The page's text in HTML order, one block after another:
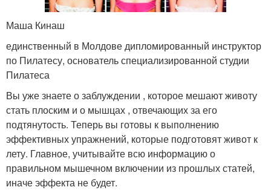
Маша Кинаш
единственный в Молдове дипломированный инструктор
по Пилатесу, основатель специализированной студии
Пилатеса
Вы уже знаете о заблуждении , которое мешают животу
стать плоским и о мышцах , отвечающих за его
подтянутость. Теперь вы готовы к выполнению
эффективных упражнений, которые подготовят живот к
лету. Главное, учитывайте всю информацию о
правильном мышечном включении из прошлых статей,
иначе эффекта не будет.